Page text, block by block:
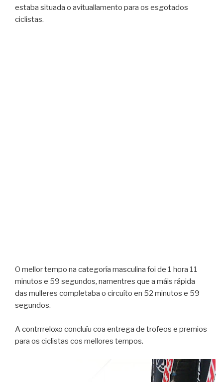
estaba situada o avituallamento para os esgotados
ciclistas.
O mellor tempo na categoría masculina foi de 1 hora 11
minutos e 59 segundos, namentres que a máis rápida
das mulleres completaba o circuíto en 52 minutos e 59
segundos.
A contrrreloxo concluíu coa entrega de trofeos e premios
para os ciclistas cos mellores tempos.